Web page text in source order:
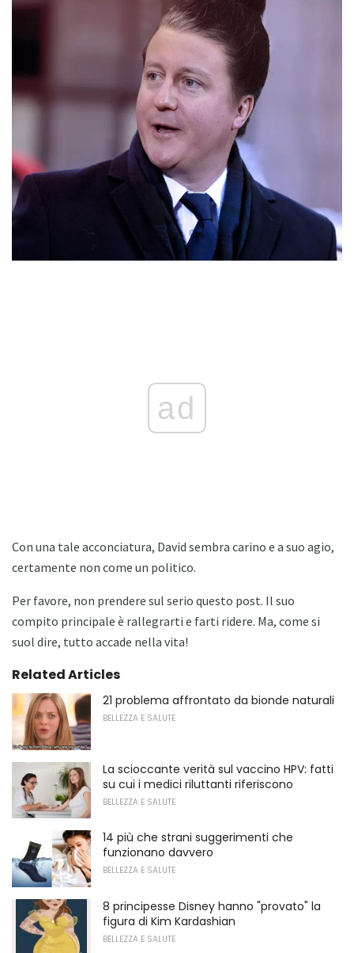
ad
Con una tale acconciatura, David sembra carino e a suo agio,
certamente non come un politico.
Per favore, non prendere sul serio questo post. Il suo
compito principale è rallegrarti e farti ridere. Ma, come si
suol dire, tutto accade nella vita!
Related Articles
21 problema affrontato da bionde naturali
BELLEZZA E SALUTE
La scioccante verità sul vaccino HPV: fatti
su cui i medici riluttanti riferiscono
BELLEZZA E SALUTE
14 più che strani suggerimenti che
funzionano davvero
BELLEZZA E SALUTE
8 principesse Disney hanno "provato" la
figura di Kim Kardashian
BELLEZZA E SALUTE